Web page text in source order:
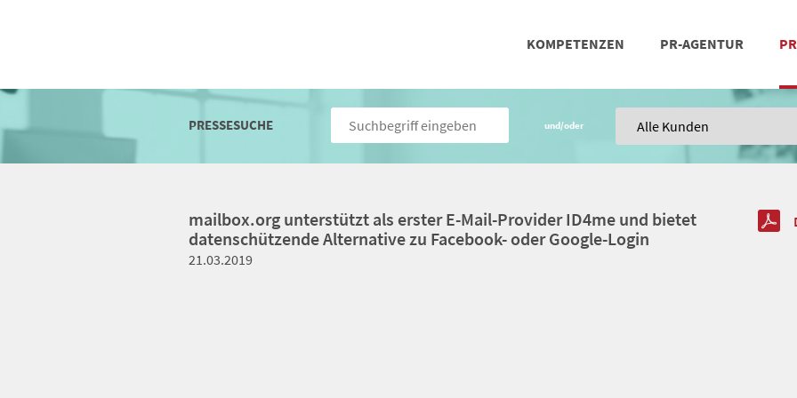
KOMPETENZEN PR-AGENTUR
PRESSESUCHE und/oder
mailbox.org unterstützt als erster E-Mail-Provider ID4me und bietet
datenschützende Alternative zu Facebook- oder Google-Login
21.03.2019